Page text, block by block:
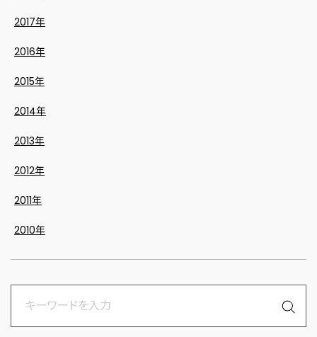
2017年
2016年
2015年
2014年
2013年
2012年
2011年
2010年